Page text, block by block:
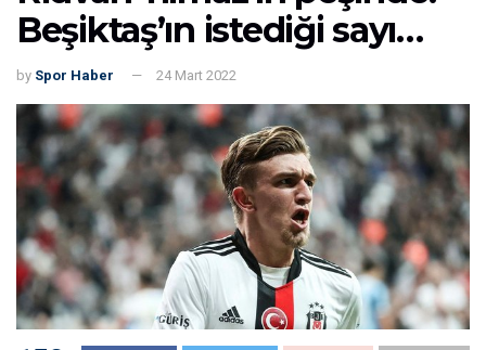
Beşiktaş’ın istediği sayı…
by Spor Haber 24 Mart 2022